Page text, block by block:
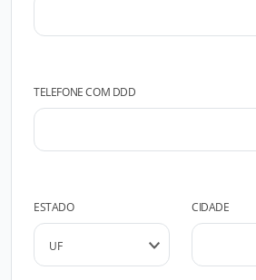
TELEFONE COM DDD
ESTADO CIDADE